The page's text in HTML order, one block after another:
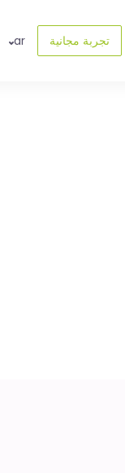
تجربة مجانية ar